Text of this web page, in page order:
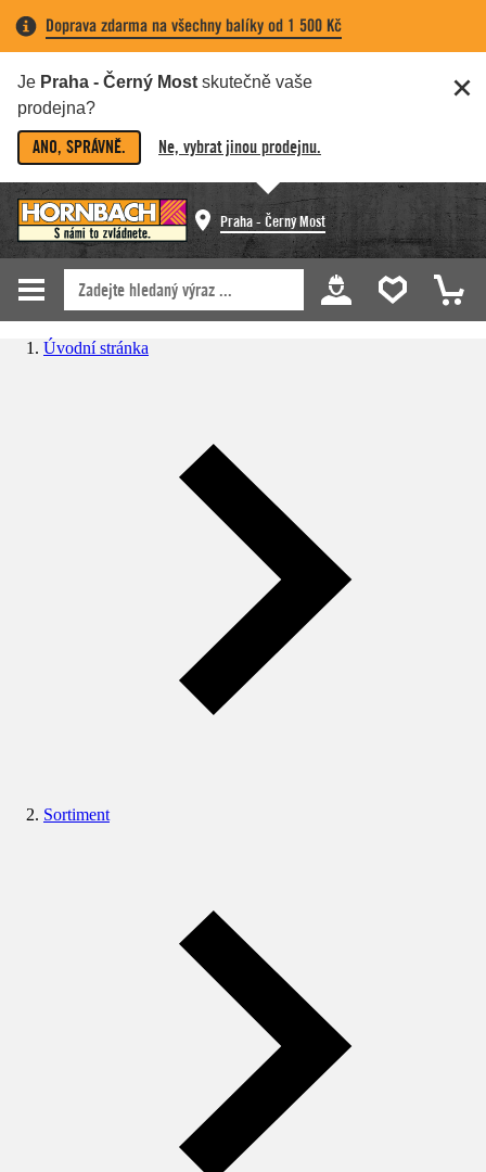
Doprava zdarma na všechny balíky od 1 500 Kč
Je Praha - Černý Most skutečně vaše
prodejna?
ANO, SPRÁVNĚ. Ne, vybrat jinou prodejnu.
Praha - Černý Most
Úvodní stránka
Sortiment